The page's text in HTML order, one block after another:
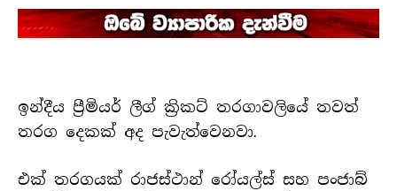
ඉන්දීය ප්‍රීමියර් ලීග් ක්‍රිකට් තරගාවලියේ තවත්
තරග දෙකක් අද පැවැත්වෙනවා.
එක් තරගයක් රාජස්ථාන් රෝයල්ස් සහ පංජාබ්